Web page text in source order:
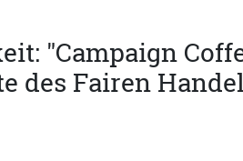
"Campaign
des Fairen